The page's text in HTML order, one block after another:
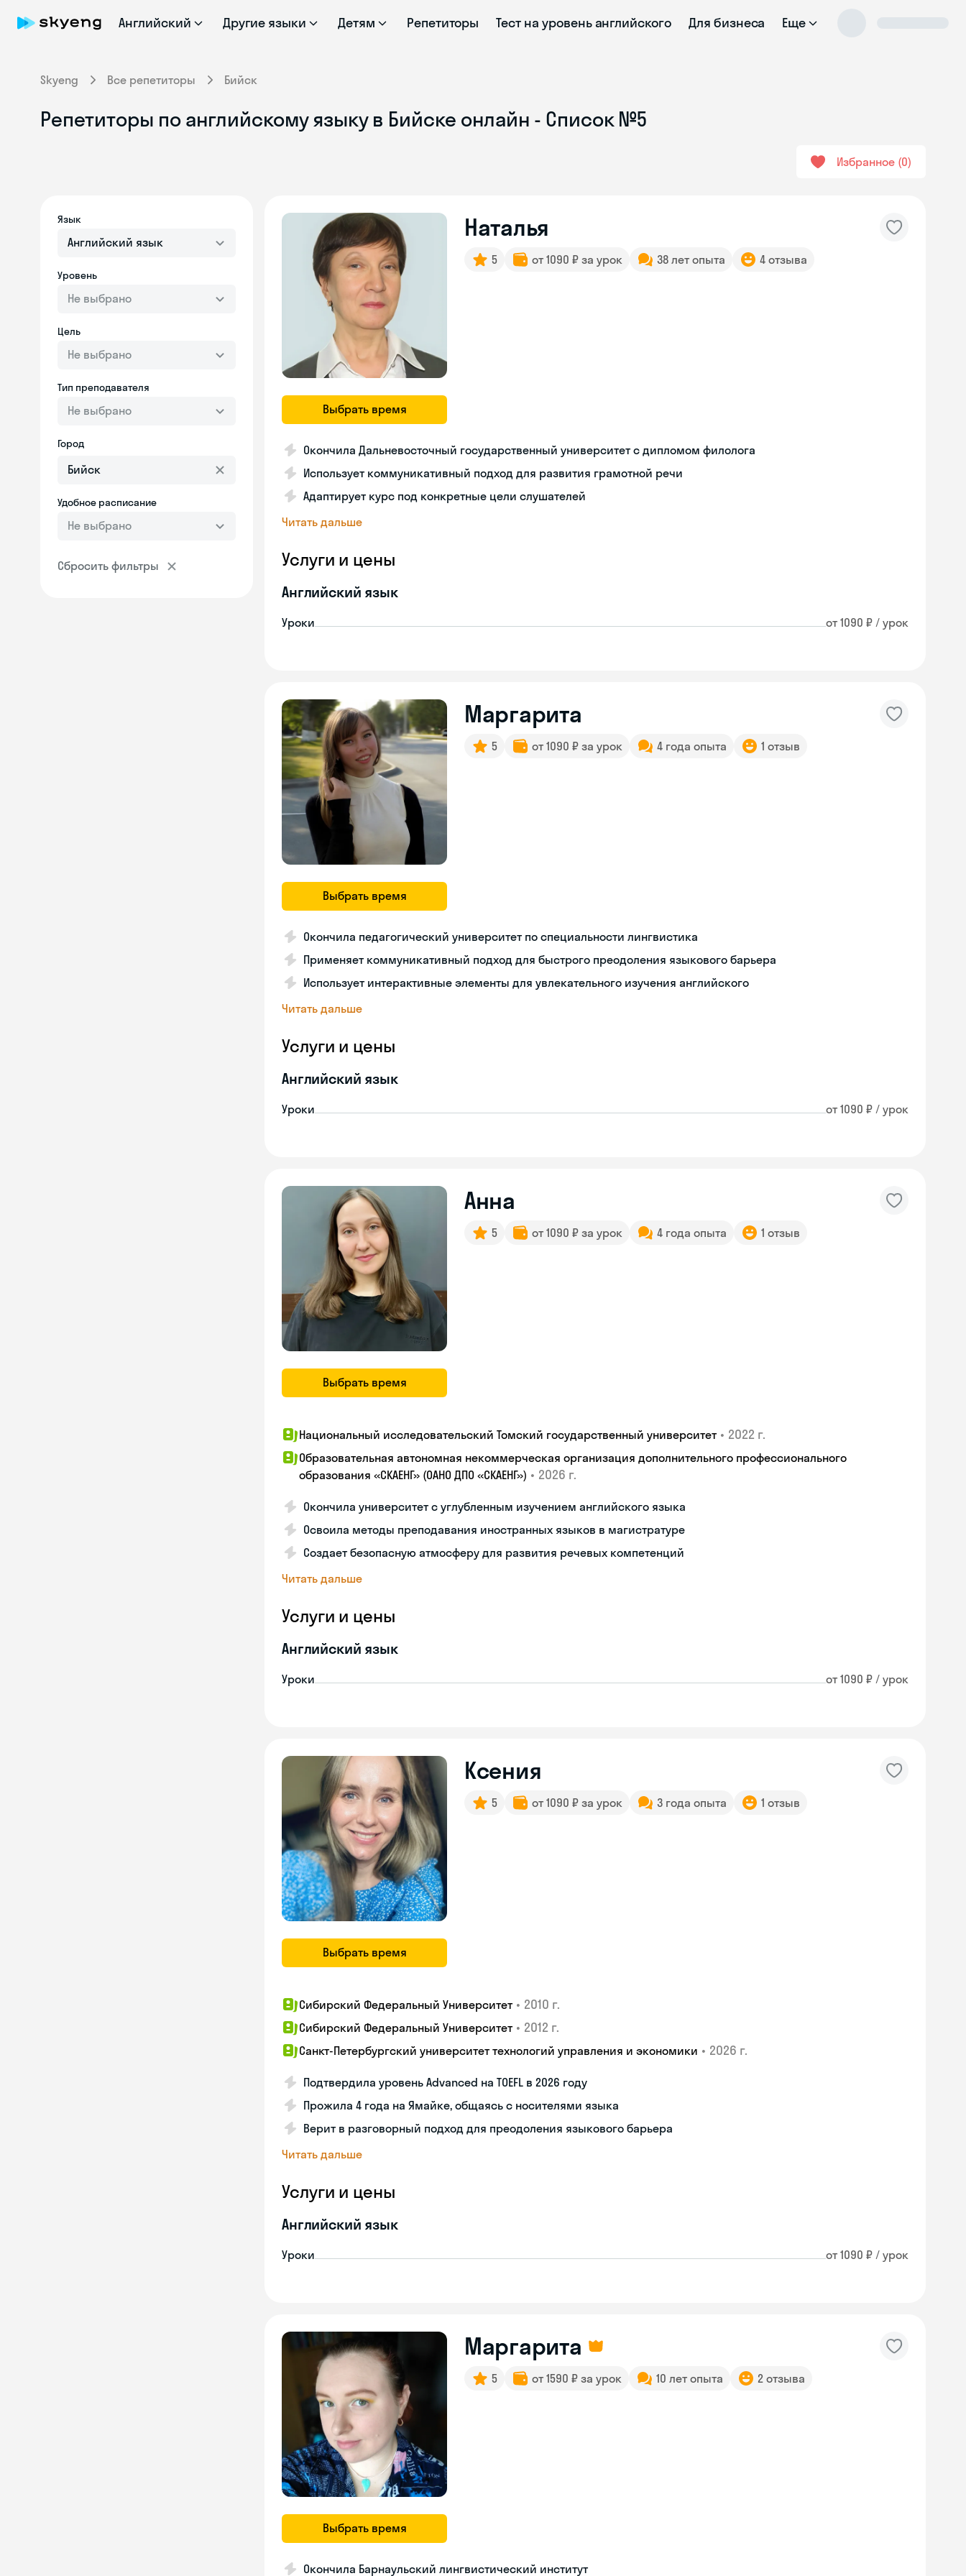
Английский Другие языки Детям Репетиторы Тест на уровень английского Для бизнеса Еще
Skyeng Все репетиторы Бийск
Репетиторы по английскому языку в Бийске онлайн - Список №5
Избранное 0
Язык
Английский язык
Уровень
Не выбрано
Цель
Не выбрано
Тип преподавателя
Не выбрано
Город
Удобное расписание
Не выбрано
Сбросить фильтры
Выбрать время
Наталья
5 от 1090 ₽ за урок 38 лет опыта 4 отзыва
Окончила Дальневосточный государственный университет с дипломом филолога
Использует коммуникативный подход для развития грамотной речи
Адаптирует курс под конкретные цели слушателей
Читать дальше
Услуги и цены
Английский язык
Уроки от 1090 ₽ / урок
Выбрать время
Маргарита
5 от 1090 ₽ за урок 4 года опыта 1 отзыв
Окончила педагогический университет по специальности лингвистика
Применяет коммуникативный подход для быстрого преодоления языкового барьера
Использует интерактивные элементы для увлекательного изучения английского
Читать дальше
Услуги и цены
Английский язык
Уроки от 1090 ₽ / урок
Выбрать время
Анна
5 от 1090 ₽ за урок 4 года опыта 1 отзыв
Национальный исследовательский Томский государственный университет • 2022 г.
Образовательная автономная некоммерческая организация дополнительного профессионального
образования «СКАЕНГ» (ОАНО ДПО «СКАЕНГ») • 2026 г.
Окончила университет с углубленным изучением английского языка
Освоила методы преподавания иностранных языков в магистратуре
Создает безопасную атмосферу для развития речевых компетенций
Читать дальше
Услуги и цены
Английский язык
Уроки от 1090 ₽ / урок
Выбрать время
Ксения
5 от 1090 ₽ за урок 3 года опыта 1 отзыв
Сибирский Федеральный Университет • 2010 г.
Сибирский Федеральный Университет • 2012 г.
Санкт-Петербургский университет технологий управления и экономики • 2026 г.
Подтвердила уровень Advanced на TOEFL в 2026 году
Прожила 4 года на Ямайке, общаясь с носителями языка
Верит в разговорный подход для преодоления языкового барьера
Читать дальше
Услуги и цены
Английский язык
Уроки от 1090 ₽ / урок
Выбрать время
Маргарита
5 от 1590 ₽ за урок 10 лет опыта 2 отзыва
Окончила Барнаульский лингвистический институт